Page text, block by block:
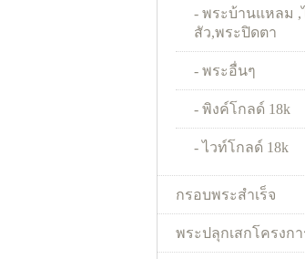
- พระบ้านแหลม ,
สัว,พระปิดตา
- พระอื่นๆ
- พิงค์โกลด์ 18k
- ไวท์โกลด์ 18k
กรอบพระสำเร็จ
พระปลุกเสกโครงกา